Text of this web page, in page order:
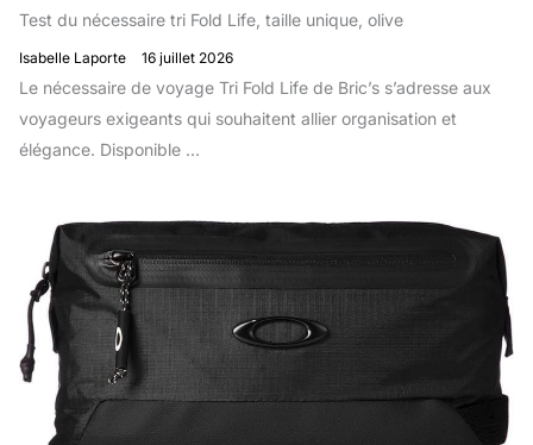
Test du nécessaire tri Fold Life, taille unique, olive
Isabelle Laporte 16 juillet 2026
Le nécessaire de voyage Tri Fold Life de Bric’s s’adresse aux
voyageurs exigeants qui souhaitent allier organisation et
élégance. Disponible …